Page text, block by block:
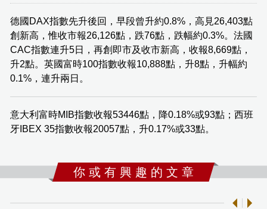
德國DAX指數先升後回，早段曾升約0.8%，高見26,403點
創新高，惟收市報26,126點，跌76點，跌幅約0.3%。法國
CAC指數連升5日，再創即市及收市新高，收報8,669點，
升2點。英國富時100指數收報10,888點，升8點，升幅約
0.1%，連升兩日。
意大利富時MIB指數收報53446點，降0.18%或93點；西班
牙IBEX 35指數收報20057點，升0.17%或33點。
你 或 有 興 趣 的 文 章